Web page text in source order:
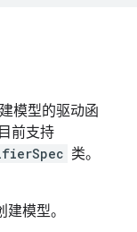
模型的驱动函
前支持
类。
模型。